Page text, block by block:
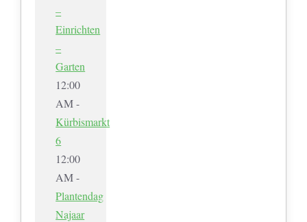
–
Einrichten
–
Garten
12:00
AM -
Kürbismarkt
6
12:00
AM -
Plantendag
Najaar